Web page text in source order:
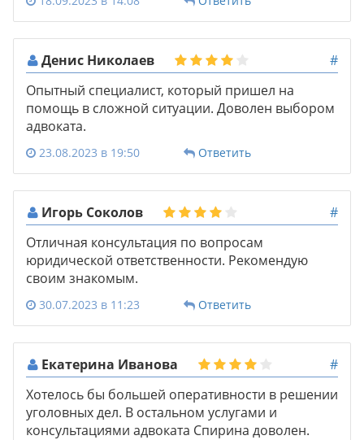
Денис Николаев
#
Опытный специалист, который пришел на
помощь в сложной ситуации. Доволен выбором
адвоката.
23.08.2023 в 19:50 Ответить
Игорь Соколов
#
Отличная консультация по вопросам
юридической ответственности. Рекомендую
своим знакомым.
30.07.2023 в 11:23 Ответить
Екатерина Иванова
#
Хотелось бы большей оперативности в решении
уголовных дел. В остальном услугами и
консультациями адвоката Спирина доволен.